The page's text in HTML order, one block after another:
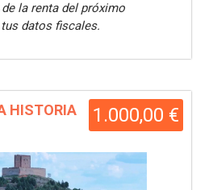
la renta del próximo
datos fiscales.
1.000,00 €
HISTORIA